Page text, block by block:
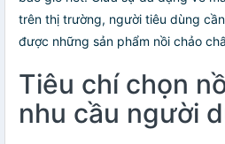
trên thị trường, người tiêu dùng
được những sản phẩm nồi chảo
Tiêu chí chọn
nhu cầu người